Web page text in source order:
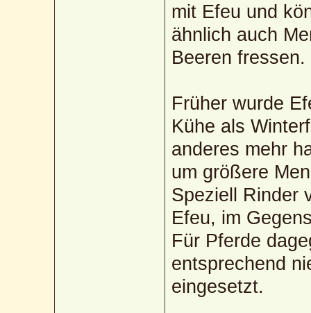
mit Efeu und
ähnlich auch
Beeren fressen.
Früher wurde
Kühe als
anderes mehr
um größere
Speziell Rinder
Efeu, im
Für Pferde
entsprechend
eingesetzt.